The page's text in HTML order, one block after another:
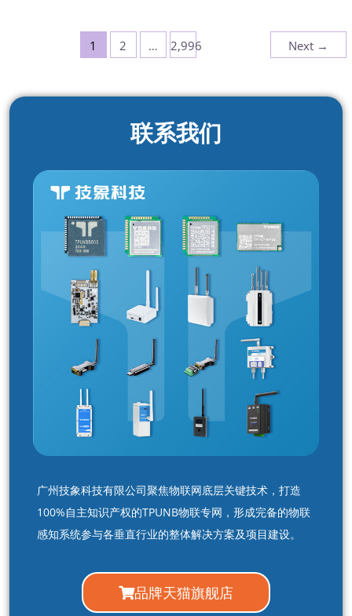
1 2 … 2,996 Next →
联系我们
广州技象科技有限公司聚焦物联网底层关键技术，打造
100%自主知识产权的TPUNB物联专网，形成完备的物联
感知系统参与各垂直行业的整体解决方案及项目建设。
品牌天猫旗舰店